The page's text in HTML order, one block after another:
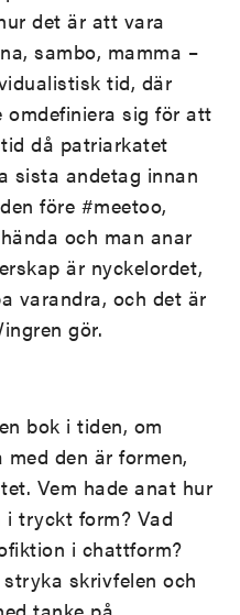
det är att vara
sambo, mamma –
tid, där
sig för att
då patriarkatet
sista andetag innan
före #meetoo,
och man anar
är nyckelordet,
varandra, och det är
gör.
bok i tiden, om
den är formen,
Vem hade anat hur
i tryckt form? Vad
i chattform?
skrivfelen och